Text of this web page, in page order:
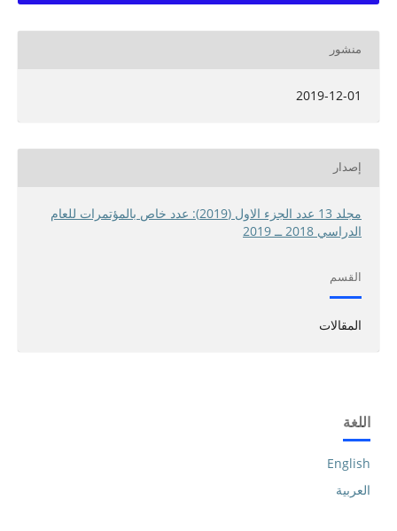
منشور
2019-12-01
إصدار
مجلد 13 عدد الجزء الاول (2019): عدد خاص بالمؤتمرات للعام
الدراسي 2018 ــ 2019
القسم
المقالات
اللغة
English
العربية